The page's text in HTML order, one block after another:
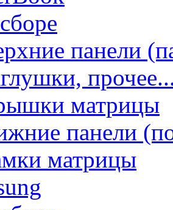
панели
матрицы
панели
матрицы